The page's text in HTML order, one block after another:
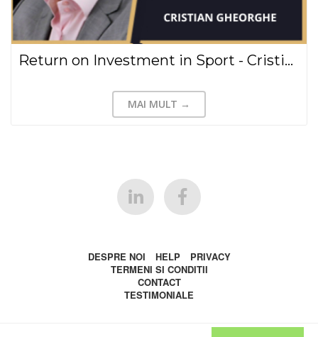
Return on Investment in Sport - Cristian Gheorghe(2020)
MAI MULT →
DESPRE NOI HELP
PRIVACY
TERMENI SI CONDITII
CONTACT
TESTIMONIALE